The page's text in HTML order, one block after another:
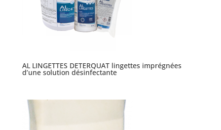
AL LINGETTES DETERQUAT lingettes imprégnées
d’une solution désinfectante